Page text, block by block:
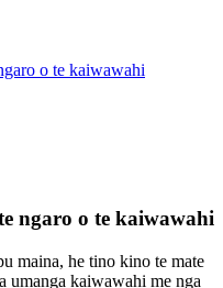
o te kaiwawahi
ngaro o te kaiwawahi
maina, he tino kino te mate
umanga kaiwawahi me nga